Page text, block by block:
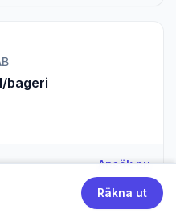
bageri
Ansök nuom
Räkna ut